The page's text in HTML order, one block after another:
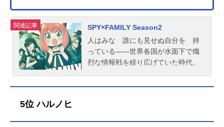
関連記事
SPY×FAMILY Season2
人はみな 誰にも見せぬ自分を 持
っている――世界各国が水面下で熾
烈な情報戦を繰り広げていた時代。
ス)は、十数年間にわたる冷戦状態に
5位 ハルノヒ